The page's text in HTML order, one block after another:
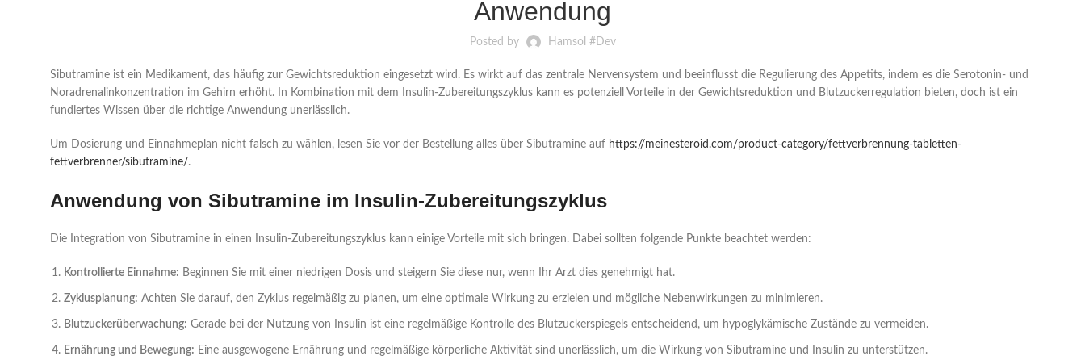
Anwendung
Posted by Hamsol #Dev
Sibutramine ist ein Medikament, das häufig zur Gewichtsreduktion eingesetzt wird. Es wirkt auf das zentrale Nervensystem und beeinflusst die Regulierung des Appetits, indem es die Serotonin- und
Noradrenalinkonzentration im Gehirn erhöht. In Kombination mit dem Insulin-Zubereitungszyklus kann es potenziell Vorteile in der Gewichtsreduktion und Blutzuckerregulation bieten, doch ist ein
fundiertes Wissen über die richtige Anwendung unerlässlich.
Um Dosierung und Einnahmeplan nicht falsch zu wählen, lesen Sie vor der Bestellung alles über Sibutramine auf https://meinesteroid.com/product-category/fettverbrennung-tabletten-
fettverbrenner/sibutramine/.
Anwendung von Sibutramine im Insulin-Zubereitungszyklus
Die Integration von Sibutramine in einen Insulin-Zubereitungszyklus kann einige Vorteile mit sich bringen. Dabei sollten folgende Punkte beachtet werden:
Kontrollierte Einnahme: Beginnen Sie mit einer niedrigen Dosis und steigern Sie diese nur, wenn Ihr Arzt dies genehmigt hat.
Zyklusplanung: Achten Sie darauf, den Zyklus regelmäßig zu planen, um eine optimale Wirkung zu erzielen und mögliche Nebenwirkungen zu minimieren.
Blutzuckerüberwachung: Gerade bei der Nutzung von Insulin ist eine regelmäßige Kontrolle des Blutzuckerspiegels entscheidend, um hypoglykämische Zustände zu vermeiden.
Ernährung und Bewegung: Eine ausgewogene Ernährung und regelmäßige körperliche Aktivität sind unerlässlich, um die Wirkung von Sibutramine und Insulin zu unterstützen.